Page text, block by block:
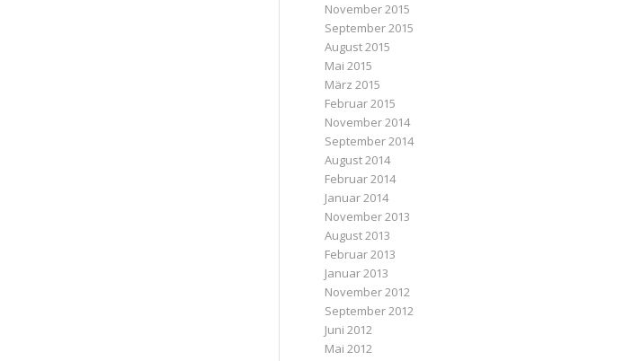
November 2015
September 2015
August 2015
Mai 2015
März 2015
Februar 2015
November 2014
September 2014
August 2014
Februar 2014
Januar 2014
November 2013
August 2013
Februar 2013
Januar 2013
November 2012
September 2012
Juni 2012
Mai 2012